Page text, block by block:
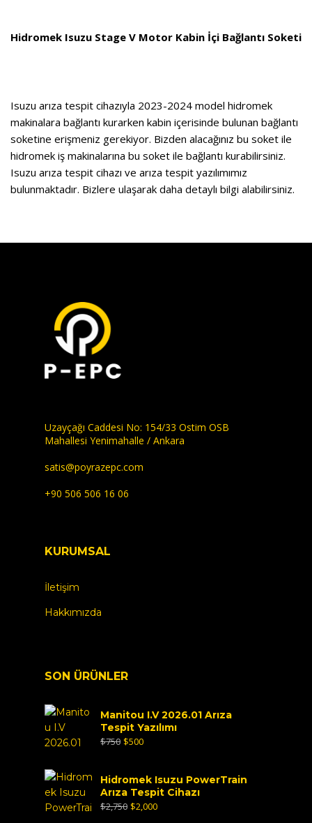
Hidromek Isuzu Stage V Motor Kabin İçi Bağlantı Soketi
Isuzu arıza tespit cihazıyla 2023-2024 model hidromek
makinalara bağlantı kurarken kabin içerisinde bulunan bağlantı
soketine erişmeniz gerekiyor. Bizden alacağınız bu soket ile
hidromek iş makinalarına bu soket ile bağlantı kurabilirsiniz.
Isuzu arıza tespit cihazı ve arıza tespit yazılımımız
bulunmaktadır. Bizlere ulaşarak daha detaylı bilgi alabilirsiniz.
Uzayçağı Caddesi No: 154/33 Ostim OSB
Mahallesi Yenimahalle / Ankara
satis@poyrazepc.com
+90 506 506 16 06
KURUMSAL
İletişim
Hakkımızda
SON ÜRÜNLER
Manitou I.V 2026.01 Arıza
Tespit Yazılımı
$750 $500
Hidromek Isuzu PowerTrain
Arıza Tespit Cihazı
$2,750 $2,000